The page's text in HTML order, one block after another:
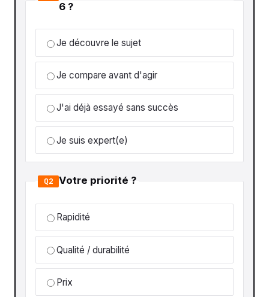
6 ?
Je découvre le sujet
Je compare avant d'agir
J'ai déjà essayé sans succès
Je suis expert(e)
Q2 Votre priorité ?
Rapidité
Qualité / durabilité
Prix